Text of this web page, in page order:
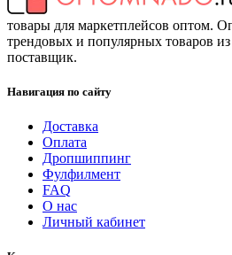
товары для маркетплейсов оптом.
трендовых и популярных товаров
поставщик.
Навигация по сайту
Доставка
Оплата
Дропшиппинг
Фулфилмент
FAQ
О нас
Личный кабинет